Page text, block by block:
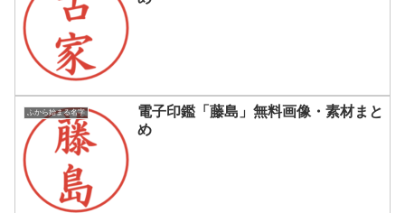
ふから始まる名字
電子印鑑「藤島」無料画像・素材まと
め